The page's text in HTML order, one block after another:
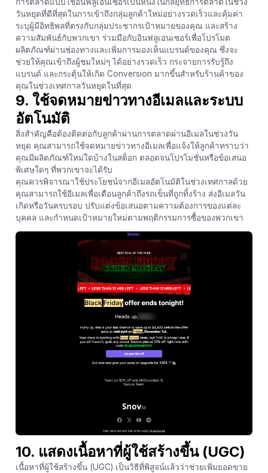
วันหยุดที่ดีที่สุดในการเข้าถึงกลุ่มลูกค้าใหม่อย่างรวดเร็วและคุ้มค่า
ระบุผู้มีอิทธิพลที่ตรงกับกลุ่มประชากรเป้าหมายของคุณ และสร้าง
ความสัมพันธ์กับพวกเขา ร่วมมือกับอินฟลูเอนเซอร์เพื่อโปรโมต
ผลิตภัณฑ์ผ่านช่องทางและเพิ่มการมองเห็นแบรนด์ของคุณ ซึ่งจะ
ช่วยให้คุณเข้าถึงผู้ชมใหม่ๆ ได้อย่างรวดเร็ว กระจายการรับรู้ถึง
แบรนด์ และกระตุ้นให้เกิด Conversion มากขึ้นสำหรับร้านค้าของ
คุณในช่วงเทศกาลวันหยุดในที่สุด
9. ใช้จดหมายข่าวทางอีเมลและระบบ
อัตโนมัติ
สิ่งสำคัญคือต้องติดต่อกับลูกค้าผ่านการตลาดผ่านอีเมลในช่วงวัน
หยุด คุณสามารถใช้จดหมายข่าวทางอีเมลเพื่อแจ้งให้ลูกค้าทราบว่า
คุณมีผลิตภัณฑ์ใหม่ใดบ้างในสต็อก ตลอดจนโปรโมชั่นหรือข้อเสนอ
พิเศษใดๆ ที่พวกเขาจะได้รับ
คุณควรพิจารณาใช้ประโยชน์จากอีเมลอัตโนมัติในช่วงเทศกาลด้วย
คุณสามารถใช้อีเมลเพื่อเตือนลูกค้าถึงรถเข็นที่ถูกทิ้งร้าง ส่งอีเมลวัน
เกิดหรือวันครบรอบ ปรับแต่งข้อเสนอตามความต้องการของแต่ละ
บุคคล และกำหนดเป้าหมายใหม่ตามพฤติกรรมการซื้อของพวกเขา
10. แสดงเนื้อหาที่ผู้ใช้สร้างขึ้น (UGC)
เนื้อหาที่ผู้ใช้สร้างขึ้น (UGC) เป็นวิธีที่พิสูจน์แล้วว่าช่วยเพิ่มยอดขาย